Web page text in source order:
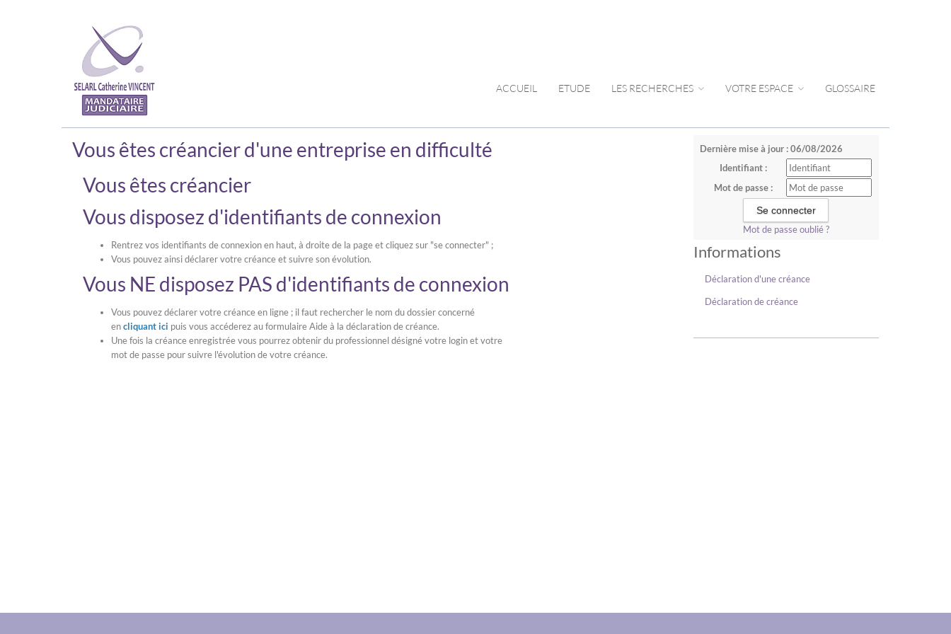
ACCUEIL ETUDE LES RECHERCHES VOTRE ESPACE GLOSSAIRE
Dernière mise à jour : 06/08/2026
Identifiant :
Mot de passe :
Mot de passe oublié ?
Informations
Déclaration d'une créance
Déclaration de créance
Vous êtes créancier d'une entreprise en difficulté
Vous êtes créancier
Vous disposez d'identifiants de connexion
Rentrez vos identifiants de connexion en haut, à droite de la page et cliquez sur "se connecter" ;
Vous pouvez ainsi déclarer votre créance et suivre son évolution.
Vous NE disposez PAS d'identifiants de connexion
Vous pouvez déclarer votre créance en ligne ; il faut rechercher le nom du dossier concerné
encliquant ici puis vous accéderez au formulaire Aide à la déclaration de créance.
Une fois la créance enregistrée vous pourrez obtenir du professionnel désigné votre login et votre
mot de passe pour suivre l'évolution de votre créance.